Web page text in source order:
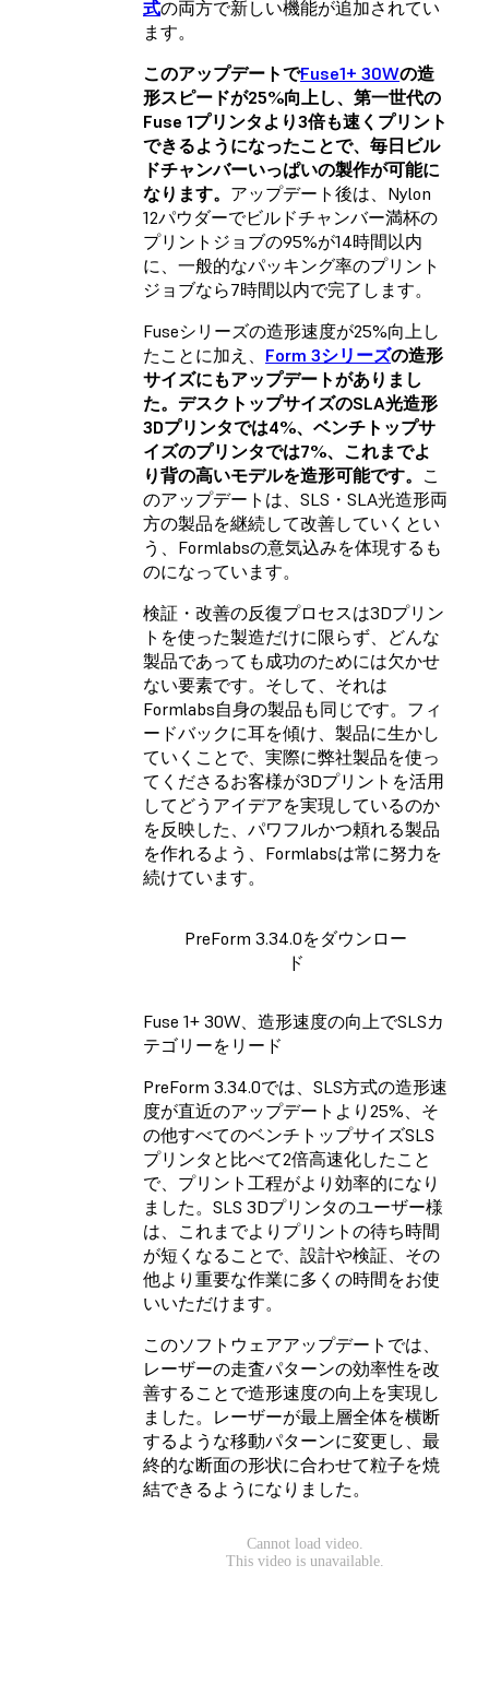
式の両方で新しい機能が追加されてい
ます。
このアップデートでFuse1+ 30Wの造
形スピードが25%向上し、第一世代の
Fuse 1プリンタより3倍も速くプリント
できるようになったことで、毎日ビル
ドチャンバーいっぱいの製作が可能に
なります。 アップデート後は、 Nylon
12パウダーでビルドチャンバー満杯の
プリントジョブの95%が14時間以内
に、一般的なパッキング率のプリント
ジョブなら7時間以内で完了します。
Fuseシリーズの造形速度が25%向上し
たことに加え、 Form 3シリーズの造形
サイズにもアップデートがありまし
た。デスクトップサイズのSLA光造形
3Dプリンタでは4%、ベンチトップサ
イズのプリンタでは7%、これまでよ
り背の高いモデルを造形可能です。 こ
のアップデートは、SLS・SLA光造形両
方の製品を継続して改善していくとい
う、Formlabsの意気込みを体現するも
のになっています。
検証・改善の反復プロセスは3Dプリン
トを使った製造だけに限らず、どんな
製品であっても成功のためには欠かせ
ない要素です。そして、それは
Formlabs自身の製品も同じです。フィ
ードバックに耳を傾け、製品に生かし
ていくことで、実際に弊社製品を使っ
てくださるお客様が3Dプリントを活用
してどうアイデアを実現しているのか
を反映した、パワフルかつ頼れる製品
を作れるよう、Formlabsは常に努力を
続けています。
PreForm 3.34.0をダウンロー
ド
Fuse 1+ 30W、造形速度の向上でSLSカ
テゴリーをリード
PreForm 3.34.0では、SLS方式の造形速
度が直近のアップデートより25%、そ
の他すべてのベンチトップサイズSLS
プリンタと比べて2倍高速化したこと
で、プリント工程がより効率的になり
ました。SLS 3Dプリンタのユーザー様
は、これまでよりプリントの待ち時間
が短くなることで、設計や検証、その
他より重要な作業に多くの時間をお使
いいただけます。
このソフトウェアアップデートでは、
レーザーの走査パターンの効率性を改
善することで造形速度の向上を実現し
ました。レーザーが最上層全体を横断
するような移動パターンに変更し、最
終的な断面の形状に合わせて粒子を焼
結できるようになりました。